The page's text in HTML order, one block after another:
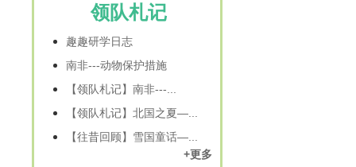
领队札记
趣趣研学日志
南非---动物保护措施
【领队札记】南非---...
【领队札记】北国之夏—...
【往昔回顾】雪国童话—...
+更多